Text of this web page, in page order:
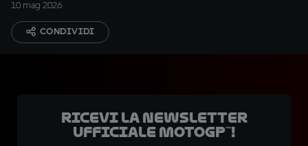
10 mag 2026
CONDIVIDI
Ricevi la newsletter
ufficiale MotoGP™!